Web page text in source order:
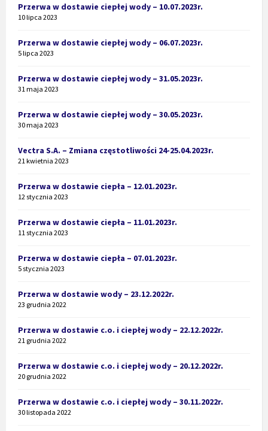
Przerwa w dostawie ciepłej wody – 10.07.2023r.
10 lipca 2023
Przerwa w dostawie ciepłej wody – 06.07.2023r.
5 lipca 2023
Przerwa w dostawie ciepłej wody – 31.05.2023r.
31 maja 2023
Przerwa w dostawie ciepłej wody – 30.05.2023r.
30 maja 2023
Vectra S.A. – Zmiana częstotliwości 24-25.04.2023r.
21 kwietnia 2023
Przerwa w dostawie ciepła – 12.01.2023r.
12 stycznia 2023
Przerwa w dostawie ciepła – 11.01.2023r.
11 stycznia 2023
Przerwa w dostawie ciepła – 07.01.2023r.
5 stycznia 2023
Przerwa w dostawie wody – 23.12.2022r.
23 grudnia 2022
Przerwa w dostawie c.o. i ciepłej wody – 22.12.2022r.
21 grudnia 2022
Przerwa w dostawie c.o. i ciepłej wody – 20.12.2022r.
20 grudnia 2022
Przerwa w dostawie c.o. i ciepłej wody – 30.11.2022r.
30 listopada 2022